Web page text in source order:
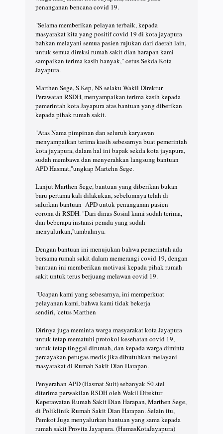
penanganan bencana covid 19.
"Selama memberikan pelayan terbaik, kepada
masyarakat kita yang positif covid 19 di kota jayapura
bahkan melayani semua pasien rujukan dari daerah lain,
untuk semua direksi rumah sakit dian harapan kami
sampaikan terima kasih banyak," cetus Sekda Kota
Jayapura.
Marthen Sege, S.Kep, NS selaku Wakil Direktur
Perawatan RSDH, menyampaikan terima kasih kepada
pemerintah kota Jayapura atas bantuan yang diberikan
kepada pihak rumah sakit.
"Atas Nama pimpinan dan seluruh karyawan
menyampaikan terima kasih sebesarnya buat pemerintah
kota jayapura, dalam hal ini bapak sekda kota jayapura,
sudah membawa dan menyerahkan langsung bantuan
APD Hasmat,"ungkap Martehn Sege.
Lanjut Marthen Sege, bantuan yang diberikan bukan
baru pertama kali dilakukan, sebelumnya telah di
salurkan bantuan APD untuk penanganan pasien
corona di RSDH. "Dari dinas Sosial kami sudah terima,
dan beberapa instansi pemda yang sudah
menyalurkan,''tambahnya.
Dengan bantuan ini menujukan bahwa pemerintah ada
bersama rumah sakit dalam memerangi covid 19, dengan
bantuan ini memberikan motivasi kepada pihak rumah
sakit untuk terus berjuang melawan covid 19.
"Ucapan kami yang sebesarnya, ini memperkuat
pelayanan kami, bahwa kami tidak bekerja
sendiri,"cetus Marthen
Dirinya juga meminta warga masyarakat kota Jayapura
untuk tetap mematuhi protokol kesehatan covid 19,
untuk tetap tinggal dirumah, dan kepada warga diminta
percayakan petugas medis jika dibutuhkan melayani
masyarakat di Rumah Sakit Dian Harapan.
Penyerahan APD (Hasmat Suit) sebanyak 50 stel
diterima perwakilan RSDH oleh Wakil Direktur
Keperawatan Rumah Sakit Dian Harapan, Marthen Sege,
di Poliklinik Rumah Sakit Dian Harapan. Selain itu,
Pemkot Juga menyalurkan bantuan yang sama kepada
rumah sakit Provita Jayapura. (HumasKotaJayapura)